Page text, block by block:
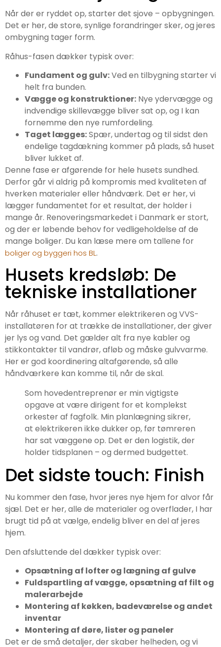
Når der er ryddet op, starter det sjove – opbygningen.
Det er her, de store, synlige forandringer sker, og jeres
ombygning tager form.
Råhus-fasen dækker typisk over:
Fundament og gulv:Ved en tilbygning starter vi
helt fra bunden.
Vægge og konstruktioner: Nye ydervægge og
indvendige skillevægge bliver sat op, og I kan
fornemme den nye rumfordeling.
Taget lægges:Spær, undertag og til sidst den
endelige tagdækning kommer på plads, så huset
bliver lukket af.
Denne fase er afgørende for hele husets sundhed.
Derfor går vi aldrig på kompromis med kvaliteten af
hverken materialer eller håndværk. Det er her, vi
lægger fundamentet for et resultat, der holder i
mange år. Renoveringsmarkedet i Danmark er stort,
og der er løbende behov for vedligeholdelse af de
mange boliger. Du kan læse mere om tallene for
boliger og byggeri hos BL.
Husets kredsløb: De
tekniske installationer
Når råhuset er tæt, kommer elektrikeren og VVS-
installatøren for at trække de installationer, der giver
jer lys og vand. Det gælder alt fra nye kabler og
stikkontakter til vandrør, afløb og måske gulvvarme.
Her er god koordinering altafgørende, så alle
håndværkere kan komme til, når de skal.
Som hovedentreprenør er min vigtigste
opgave at være dirigent for et komplekst
orkester af fagfolk. Min planlægning sikrer,
at elektrikeren ikke dukker op, før tømreren
har sat væggene op. Det er den logistik, der
holder tidsplanen – og dermed budgettet.
Det sidste touch: Finish
Nu kommer den fase, hvor jeres nye hjem for alvor får
sjæl. Det er her, alle de materialer og overflader, I har
brugt tid på at vælge, endelig bliver en del af jeres
hjem.
Den afsluttende del dækker typisk over:
Opsætning af lofter og lægning af gulve
Fuldspartling af vægge, opsætning af filt og
malerarbejde
Montering af køkken, badeværelse og andet
inventar
Montering af døre, lister og paneler
Det er de små detaljer, der skaber helheden, og vi